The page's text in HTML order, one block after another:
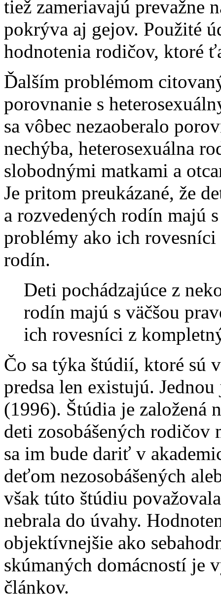
tiež zameriavajú prevažne
pokrýva aj gejov. Použité
hodnotenia rodičov, ktoré
Ďalším problémom
porovnanie s
sa vôbec nezaoberalo
nechýba, heterosexuálna
slobodnými matkami a
Je pritom preukázané, že
a rozvedených rodín majú
problémy ako ich
rodín.
Deti pochádzajúce z
rodín majú s väčšou
ich rovesníci z
Čo sa týka štúdií, ktoré sú
predsa len existujú.
(1996). Štúdia je založená
deti zosobášených rodičov
sa im bude dariť v
deťom nezosobášených
však túto štúdiu
nebrala do úvahy.
objektívnejšie ako
skúmaných domácností je
článkov.